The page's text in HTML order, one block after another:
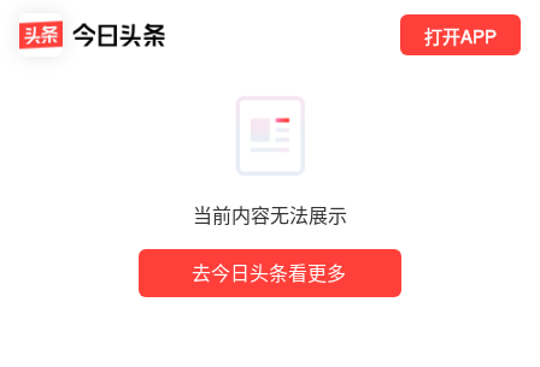
当前内容无法展示
去今日头条看更多
打开APP